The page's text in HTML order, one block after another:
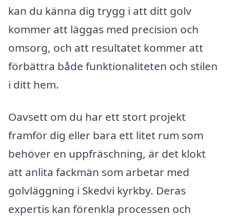
kan du känna dig trygg i att ditt golv
kommer att läggas med precision och
omsorg, och att resultatet kommer att
förbättra både funktionaliteten och stilen
i ditt hem.
Oavsett om du har ett stort projekt
framför dig eller bara ett litet rum som
behöver en uppfräschning, är det klokt
att anlita fackmän som arbetar med
golvläggning i Skedvi kyrkby. Deras
expertis kan förenkla processen och